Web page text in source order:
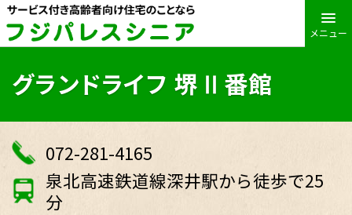
メニュー
グランドライフ 堺Ⅱ番館
072-281-4165
泉北高速鉄道線深井駅から徒歩で25
分